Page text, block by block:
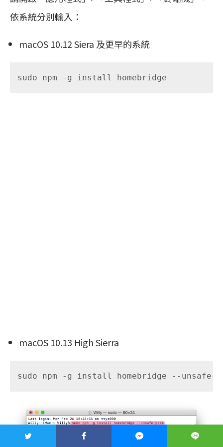
依系統分別輸入：
macOS 10.12 Siera 及更早的系統
sudo npm -g install homebridge
macOS 10.13 High Sierra
sudo npm -g install homebridge --unsafe-